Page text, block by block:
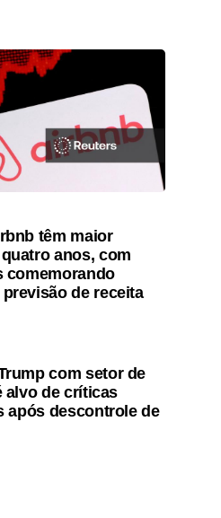
têm maior
anos, com
comemorando
de receita
com setor de
alvo de críticas
após descontrole de